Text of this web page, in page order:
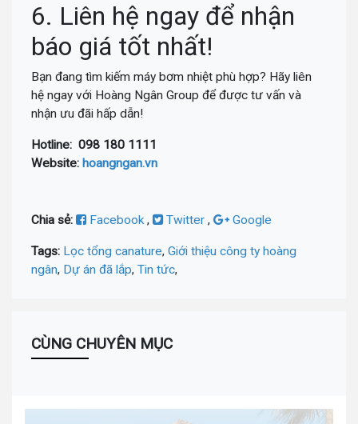
6. Liên hệ ngay để nhận
báo giá tốt nhất!
Bạn đang tìm kiếm máy bơm nhiệt phù hợp? Hãy liên
hệ ngay với Hoàng Ngân Group để được tư vấn và
nhận ưu đãi hấp dẫn!
Hotline: 098 180 1111
Website: hoangngan.vn
Chia sẻ: Facebook, Twitter , Google
Tags: Lọc tổng canature, Giới thiệu công ty hoàng
ngân, Dự án đã lắp, Tin tức,
CÙNG CHUYÊN MỤC